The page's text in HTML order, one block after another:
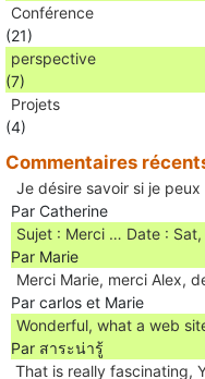
Conférence
(21)
perspective
(7)
Projets
(4)
Commentaires
Je désire savoir si je
Par Catherine
Sujet : Merci … Date :
Par Marie
Merci Marie, merci Alex,
Par carlos et Marie
Wonderful, what a web
Par สาระน่ารู้
Ꭲhat is really fascinating,